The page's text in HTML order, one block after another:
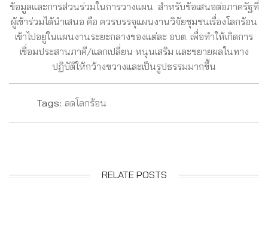
ข้อมูลและการส่วนร่วมในการวางแผน สำหรับข้อเสนอต่อภาครัฐที่
ผู้เข้าร่วมได้นำเสนอ คือ ควรบรรจุแผนงานวิจัยชุมชนเรื่องโลกร้อน
เข้าไปอยู่ในแผนงานระยะกลางของแต่ละ อบต. เพื่อทำให้เกิดการ
เชื่อมประสานภาคี/แลกเปลี่ยน หนุนเสริม และขยายผลในทาง
ปฏิบัติให้กว้างขวางและเป็นรูปธรรมมากขึ้น
Tags: ลดโลกร้อน
RELATE POSTS